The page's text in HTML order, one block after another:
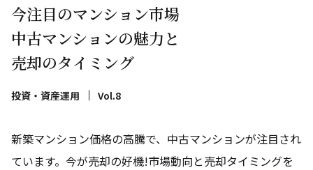
今注目のマンション市場
中古マンションの魅力と
売却のタイミング
投資・資産運用 Vol.8
新築マンション価格の高騰で、中古マンションが注目され
ています。今が売却の好機!市場動向と売却タイミングを